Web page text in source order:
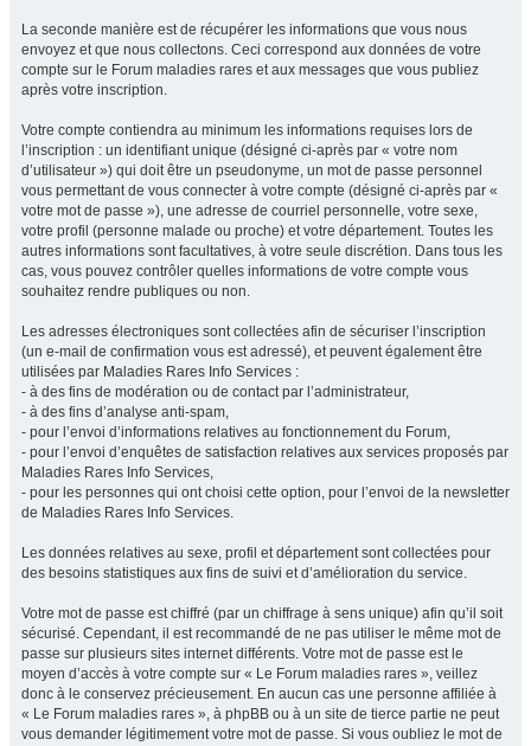
La seconde manière est de récupérer les informations que vous nous
envoyez et que nous collectons. Ceci correspond aux données de votre
compte sur le Forum maladies rares et aux messages que vous publiez
après votre inscription.
Votre compte contiendra au minimum les informations requises lors de
l’inscription : un identifiant unique (désigné ci-après par « votre nom
d’utilisateur ») qui doit être un pseudonyme, un mot de passe personnel
vous permettant de vous connecter à votre compte (désigné ci-après par «
votre mot de passe »), une adresse de courriel personnelle, votre sexe,
votre profil (personne malade ou proche) et votre département. Toutes les
autres informations sont facultatives, à votre seule discrétion. Dans tous les
cas, vous pouvez contrôler quelles informations de votre compte vous
souhaitez rendre publiques ou non.
Les adresses électroniques sont collectées afin de sécuriser l’inscription
(un e-mail de confirmation vous est adressé), et peuvent également être
utilisées par Maladies Rares Info Services :
- à des fins de modération ou de contact par l’administrateur,
- à des fins d’analyse anti-spam,
- pour l’envoi d’informations relatives au fonctionnement du Forum,
- pour l’envoi d’enquêtes de satisfaction relatives aux services proposés par
Maladies Rares Info Services,
- pour les personnes qui ont choisi cette option, pour l’envoi de la newsletter
de Maladies Rares Info Services.
Les données relatives au sexe, profil et département sont collectées pour
des besoins statistiques aux fins de suivi et d’amélioration du service.
Votre mot de passe est chiffré (par un chiffrage à sens unique) afin qu’il soit
sécurisé. Cependant, il est recommandé de ne pas utiliser le même mot de
passe sur plusieurs sites internet différents. Votre mot de passe est le
moyen d’accès à votre compte sur « Le Forum maladies rares », veillez
donc à le conservez précieusement. En aucun cas une personne affiliée à
« Le Forum maladies rares », à phpBB ou à un site de tierce partie ne peut
vous demander légitimement votre mot de passe. Si vous oubliez le mot de